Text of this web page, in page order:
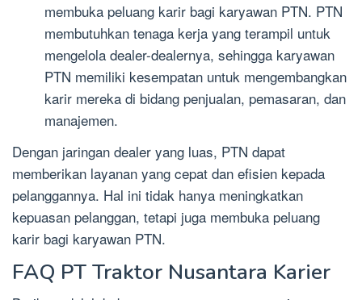
membuka peluang karir bagi karyawan PTN. PTN
membutuhkan tenaga kerja yang terampil untuk
mengelola dealer-dealernya, sehingga karyawan
PTN memiliki kesempatan untuk mengembangkan
karir mereka di bidang penjualan, pemasaran, dan
manajemen.
Dengan jaringan dealer yang luas, PTN dapat
memberikan layanan yang cepat dan efisien kepada
pelanggannya. Hal ini tidak hanya meningkatkan
kepuasan pelanggan, tetapi juga membuka peluang
karir bagi karyawan PTN.
FAQ PT Traktor Nusantara Karier